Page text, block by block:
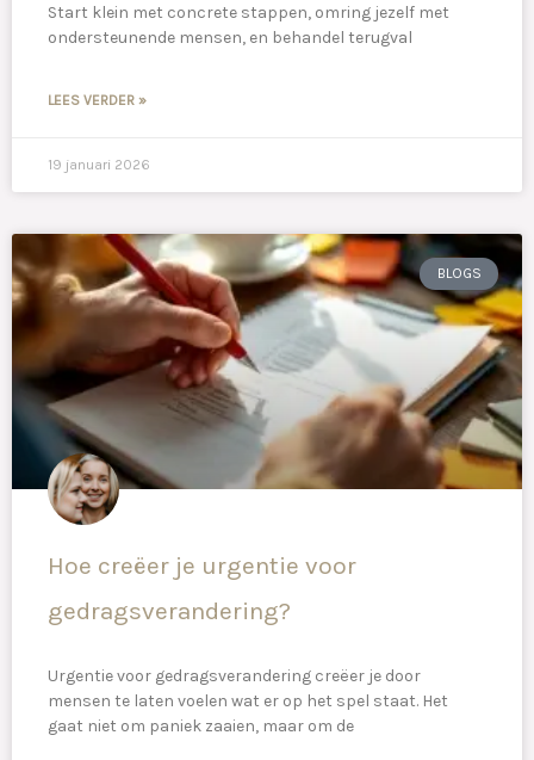
Start klein met concrete stappen, omring jezelf met
ondersteunende mensen, en behandel terugval
LEES VERDER »
19 januari 2026
BLOGS
Hoe creëer je urgentie voor
gedragsverandering?
Urgentie voor gedragsverandering creëer je door
mensen te laten voelen wat er op het spel staat. Het
gaat niet om paniek zaaien, maar om de